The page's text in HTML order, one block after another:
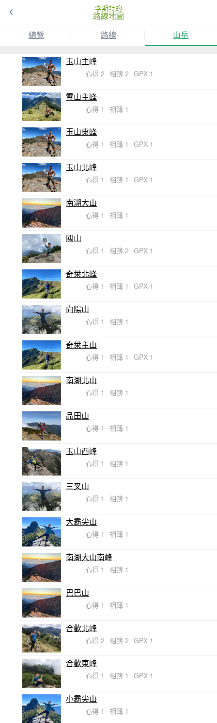
李斯特的
路線地圖
總覽
路線 山岳
玉山主峰
心得 2 相簿 2 GPX 1
雪山主峰
心得 1 相簿 1
玉山東峰
心得 1 相簿 1 GPX 1
玉山北峰
心得 1 相簿 1 GPX 1
南湖大山
心得 1 相簿 1
關山
心得 1 相簿 2 GPX 1
奇萊北峰
心得 1 相簿 1 GPX 1
向陽山
心得 1 相簿 1
奇萊主山
心得 1 相簿 1 GPX 1
南湖北山
心得 1 相簿 1
品田山
心得 1 相簿 1
玉山西峰
心得 1 相簿 1
三叉山
心得 1 相簿 1
大霸尖山
心得 1 相簿 1
南湖大山南峰
心得 1 相簿 1
巴巴山
心得 1 相簿 1
合歡北峰
心得 2 相簿 2 GPX 1
合歡東峰
心得 1 相簿 1 GPX 1
小霸尖山
心得 1 相簿 1